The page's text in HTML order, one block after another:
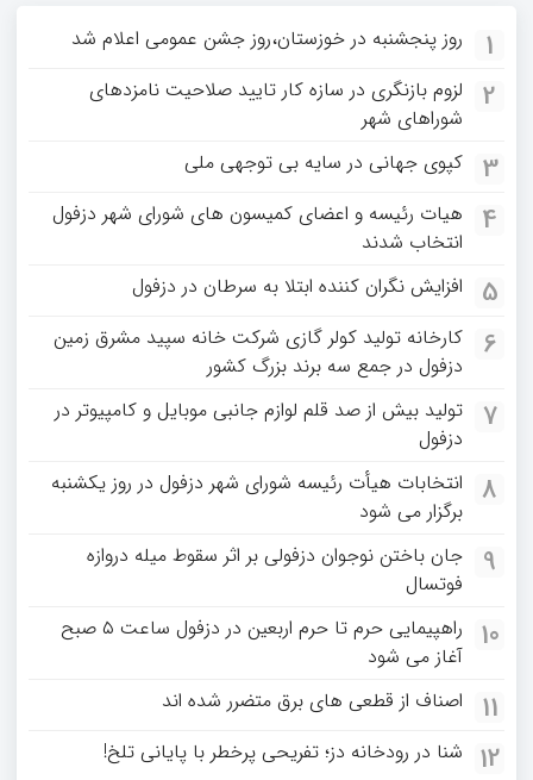
1 روز پنجشنبه در خوزستان،روز جشن عمومی اعلام شد
2
لزوم بازنگری در سازه کار تایید صلاحیت نامزدهای
شوراهای شهر
3 کپوی جهانی در سایه بی توجهی ملی
4
هیات رئیسه و اعضای کمیسون های شورای شهر دزفول
انتخاب شدند
5 افزایش نگران کننده ابتلا به سرطان در دزفول
6
کارخانه تولید کولر گازی شرکت خانه سپید مشرق زمین
دزفول در جمع سه برند بزرگ کشور
7
تولید بیش از صد قلم لوازم جانبی موبایل و کامپیوتر در
دزفول
8
انتخابات هیأت رئیسه شورای شهر دزفول در روز یکشنبه
برگزار می شود
9
جان باختن نوجوان دزفولی بر اثر سقوط میله دروازه
فوتسال
10
راهپیمایی حرم تا حرم اربعین در دزفول ساعت ۵ صبح
آغاز می شود
11 اصناف از قطعی های برق متضرر شده اند
12 شنا در رودخانه دز؛ تفریحی پرخطر با پایانی تلخ!